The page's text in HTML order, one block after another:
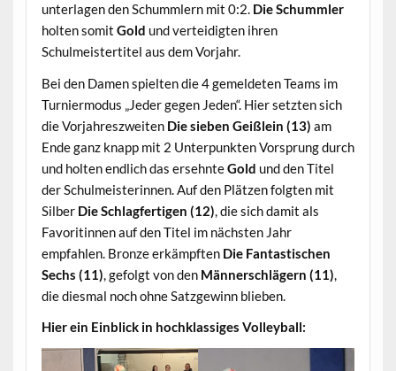
unterlagen den Schummlern mit 0:2. Die Schummler
holten somit Gold und verteidigten ihren
Schulmeistertitel aus dem Vorjahr.
Bei den Damen spielten die 4 gemeldeten Teams im
Turniermodus „Jeder gegen Jeden“. Hier setzten sich
die Vorjahreszweiten Die sieben Geißlein (13) am
Ende ganz knapp mit 2 Unterpunkten Vorsprung durch
und holten endlich das ersehnteGold und den Titel
der Schulmeisterinnen. Auf den Plätzen folgten mit
Silber Die Schlagfertigen (12), die sich damit als
Favoritinnen auf den Titel im nächsten Jahr
empfahlen. Bronze erkämpften Die Fantastischen
Sechs (11), gefolgt von den Männerschlägern (11),
die diesmal noch ohne Satzgewinn blieben.
Hier ein Einblick in hochklassiges Volleyball: